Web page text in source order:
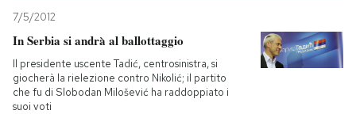
7/5/2012
In Serbia si andrà al ballottaggio
Il presidente uscente Tadić, centrosinistra, si
giocherà la rielezione contro Nikolić; il partito
che fu di Slobodan Milošević ha raddoppiato i
suoi voti